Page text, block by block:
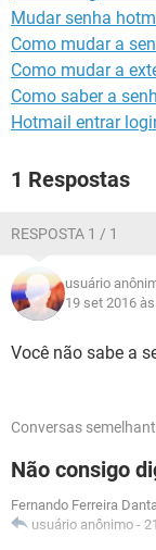
Mudar senha
Como mudar a
Como mudar a
Como saber a
Hotmail entrar
1 Respostas
RESPOSTA 1 / 1
usuário
19 set 2016 às
Você não sabe a
Conversas
Não consigo
Fernando Ferreira
usuário anônimo -